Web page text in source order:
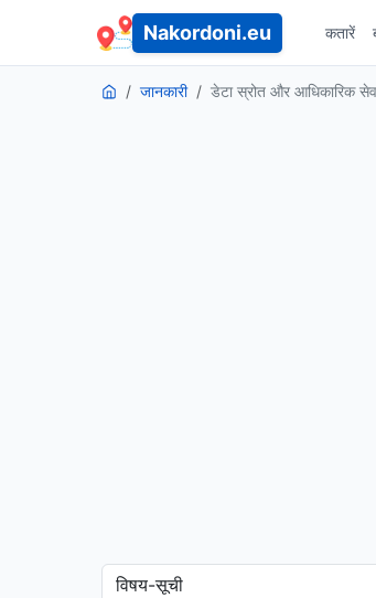
Nakordoni.eu कतारें
जानकारी डेटा स्रोत और आधिकारिक